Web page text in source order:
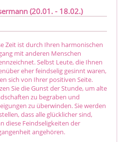
(20.01. - 18.02.)
Zeit ist durch Ihren harmonischen
mit anderen Menschen
Selbst Leute, die Ihnen
eher feindselig gesinnt waren,
sich von Ihrer positiven Seite.
Sie die Gunst der Stunde, um alte
zu begraben und
zu überwinden. Sie werden
dass alle glücklicher sind,
diese Feindseligkeiten der
angehören.